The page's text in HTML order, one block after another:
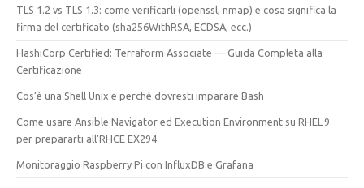
TLS 1.2 vs TLS 1.3: come verificarli (openssl, nmap) e cosa significa la
firma del certificato (sha256WithRSA, ECDSA, ecc.)
HashiCorp Certified: Terraform Associate — Guida Completa alla
Certificazione
Cos’è una Shell Unix e perché dovresti imparare Bash
Come usare Ansible Navigator ed Execution Environment su RHEL 9
per prepararti all’RHCE EX294
Monitoraggio Raspberry Pi con InfluxDB e Grafana